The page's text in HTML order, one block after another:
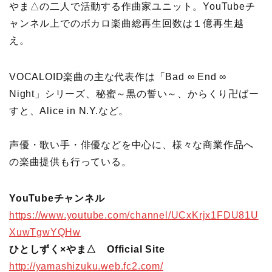
やま△の二人で活動する作曲家ユニット。YouTubeチ
ャンネル上でのボカロ楽曲総再生回数は１億再生越
え。
VOCALOID楽曲の主な代表作は「Bad ∞ End ∞
Night」シリーズ、秘蜜～黒の誓い～、からくり卍ばー
すと、Alice in N.Y.など。
声優・歌い手・俳優などを中心に、様々な商業作品へ
の楽曲提供も行っている。
YouTubeチャンネル
https://www.youtube.com/channel/UCxKrjx1FDU81U
XuwTgwYQHw
ひとしずく×やま△ Official Site
http://yamashizuku.web.fc2.com/